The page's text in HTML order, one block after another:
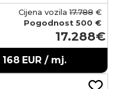
Cijena vozila17.788 €
Pogodnost 500 €
17.288
168 EUR / mj.